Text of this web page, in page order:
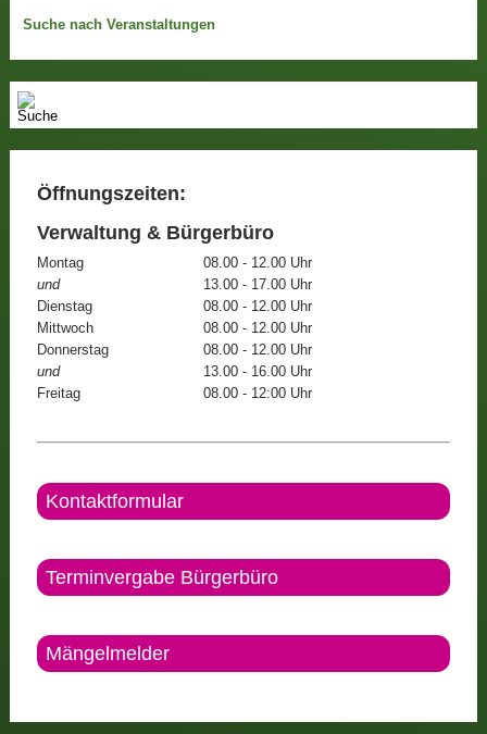
Suche nach Veranstaltungen
Öffnungszeiten:
Verwaltung & Bürgerbüro
Montag
08.00 - 12.00 Uhr
und
13.00 - 17.00 Uhr
Dienstag
08.00 - 12.00 Uhr
Mittwoch
08.00 - 12.00 Uhr
Donnerstag
08.00 - 12.00 Uhr
und
13.00 - 16.00 Uhr
Freitag
08.00 - 12:00 Uhr
Kontaktformular
Terminvergabe Bürgerbüro
Mängelmelder